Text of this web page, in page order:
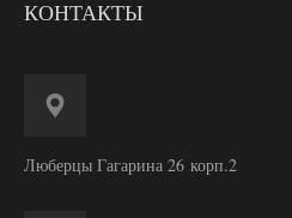
КОНТАКТЫ
Люберцы Гагарина 26 корп.2